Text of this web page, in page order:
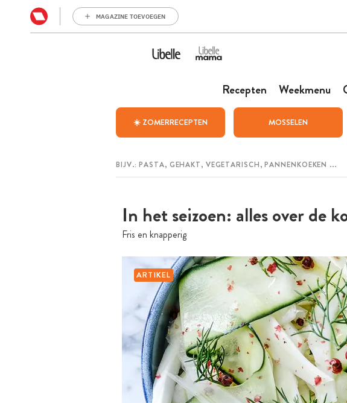
MAGAZINE TOEVOEGEN
Recepten Weekmenu
☀️ ZOMERRECEPTEN MOSSELEN
In het seizoen: alles over de
Fris en knapperig
ARTIKEL